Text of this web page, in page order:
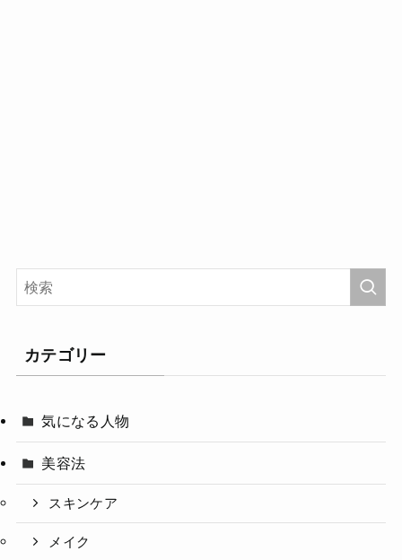
カテゴリー
気になる人物
美容法
スキンケア
メイク